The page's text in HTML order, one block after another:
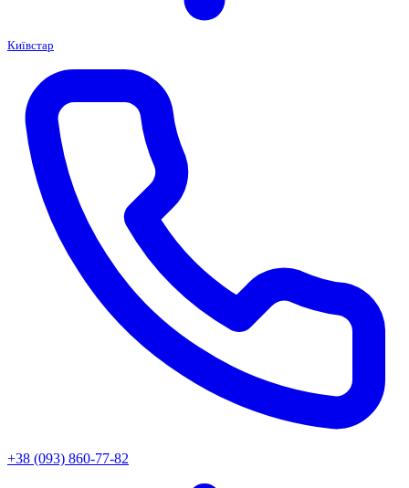
Київстар
+38 (093) 860-77-82